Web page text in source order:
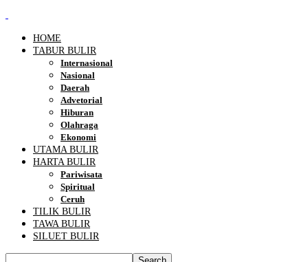
HOME
TABUR BULIR
Internasional
Nasional
Daerah
Advetorial
Hiburan
Olahraga
Ekonomi
UTAMA BULIR
HARTA BULIR
Pariwisata
Spiritual
Ceruh
TILIK BULIR
TAWA BULIR
SILUET BULIR